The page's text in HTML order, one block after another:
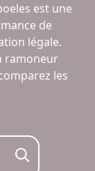
est une
de
légale.
ramoneur
les